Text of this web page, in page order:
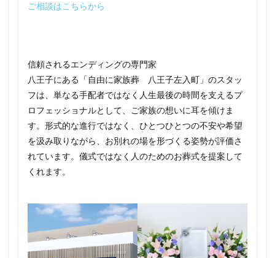
ご相談はこちらから
信頼されるエンディングの専門家
八王子にある「自由に家族葬 八王子左入町」のスタッ
フは、単なる手配者ではなく人生最後の時間を支えるプ
ロフェッショナルとして、ご家族の想いに耳を傾けま
す。形式的な進行ではなく、ひとつひとつの不安や希望
を汲み取りながら、お別れの場を形づくる姿勢が評価さ
れています。儀式ではなく人のためのお葬式を提案して
くれます。